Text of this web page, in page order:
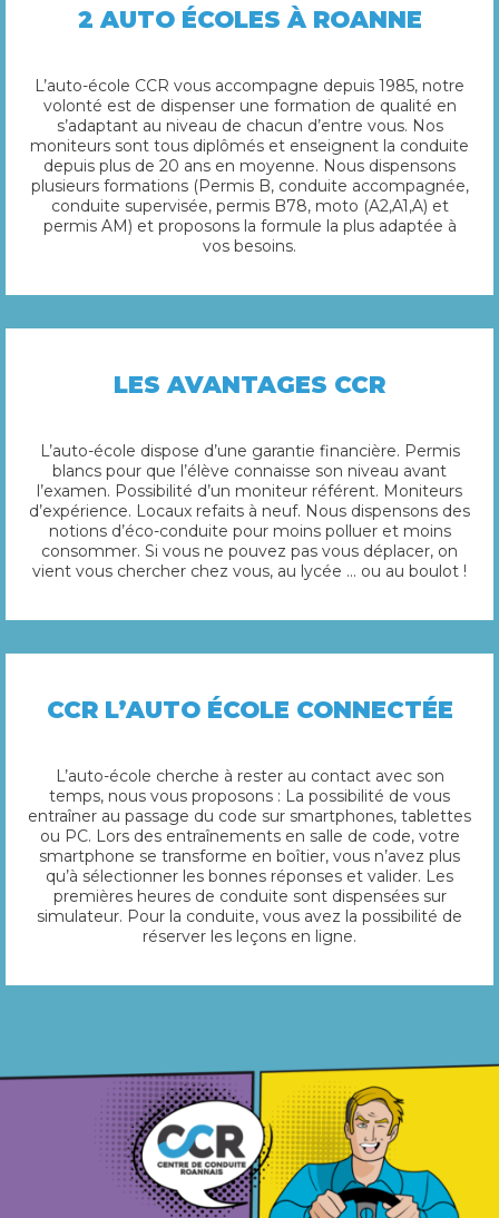
2 AUTO ÉCOLES À ROANNE
L’auto-école CCR vous accompagne depuis 1985, notre
volonté est de dispenser une formation de qualité en
s’adaptant au niveau de chacun d’entre vous. Nos
moniteurs sont tous diplômés et enseignent la conduite
depuis plus de 20 ans en moyenne. Nous dispensons
plusieurs formations (Permis B, conduite accompagnée,
conduite supervisée, permis B78, moto (A2,A1,A) et
permis AM) et proposons la formule la plus adaptée à
vos besoins.
LES AVANTAGES CCR
L’auto-école dispose d’une garantie financière. Permis
blancs pour que l’élève connaisse son niveau avant
l’examen. Possibilité d’un moniteur référent. Moniteurs
d’expérience. Locaux refaits à neuf. Nous dispensons des
notions d’éco-conduite pour moins polluer et moins
consommer. Si vous ne pouvez pas vous déplacer, on
vient vous chercher chez vous, au lycée … ou au boulot !
CCR L’AUTO ÉCOLE CONNECTÉE
L’auto-école cherche à rester au contact avec son
temps, nous vous proposons : La possibilité de vous
entraîner au passage du code sur smartphones, tablettes
ou PC. Lors des entraînements en salle de code, votre
smartphone se transforme en boîtier, vous n’avez plus
qu’à sélectionner les bonnes réponses et valider. Les
premières heures de conduite sont dispensées sur
simulateur. Pour la conduite, vous avez la possibilité de
réserver les leçons en ligne.